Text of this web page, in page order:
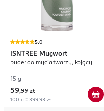
5,0
ISNTREE Mugwort
puder do mycia twarzy, kojący
15 g
59,99 zł
100 g = 399,93 zł